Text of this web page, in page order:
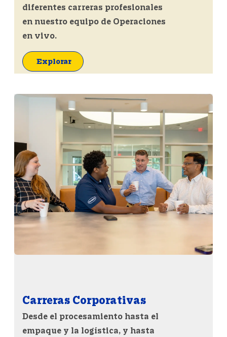
diferentes carreras profesionales
en nuestro equipo de Operaciones
en vivo.
Explorar
Carreras Corporativas
Desde el procesamiento hasta el
empaque y la logística, y hasta